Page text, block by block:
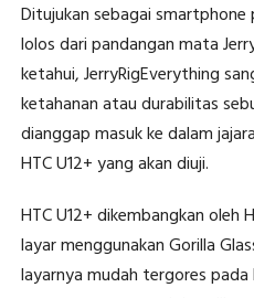
Ditujukan sebagai smartphone
lolos dari pandangan mata
ketahui, JerryRigEverything
ketahanan atau durabilitas
dianggap masuk ke dalam
HTC U12+ yang akan diuji.
HTC U12+ dikembangkan oleh
layar menggunakan Gorilla
layarnya mudah tergores